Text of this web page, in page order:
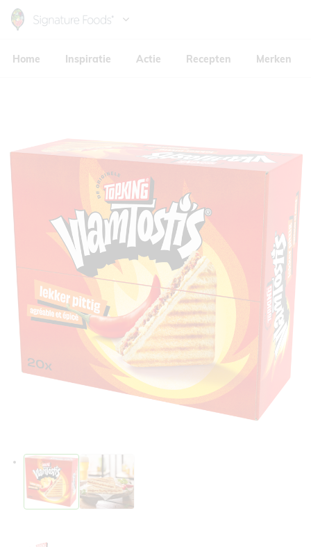
Skip
main
Home Inspiratie Actie Recepten Merken